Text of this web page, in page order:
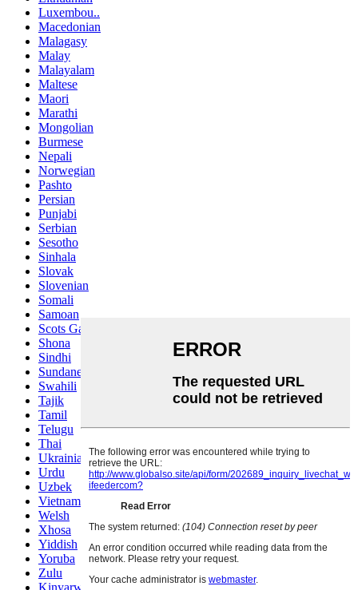
Luxembou..
Macedonian
Malagasy
Malay
Malayalam
Maltese
Maori
Marathi
Mongolian
Burmese
Nepali
Norwegian
Pashto
Persian
Punjabi
Serbian
Sesotho
Sinhala
Slovak
Slovenian
Somali
Samoan
Scots Gaelic
Shona
Sindhi
Sundanese
Swahili
Tajik
Tamil
Telugu
Thai
Ukrainian
Urdu
Uzbek
Vietnamese
Welsh
Xhosa
Yiddish
Yoruba
Zulu
Kinyarwanda